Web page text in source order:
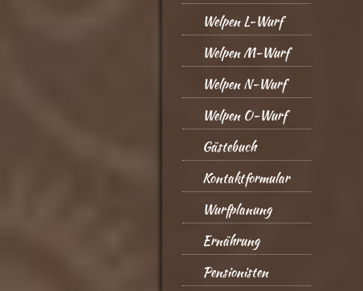
Welpen L-Wurf
Welpen M-Wurf
Welpen N-Wurf
Welpen O-Wurf
Gästebuch
Kontaktformular
Wurfplanung
Ernährung
Pensionisten